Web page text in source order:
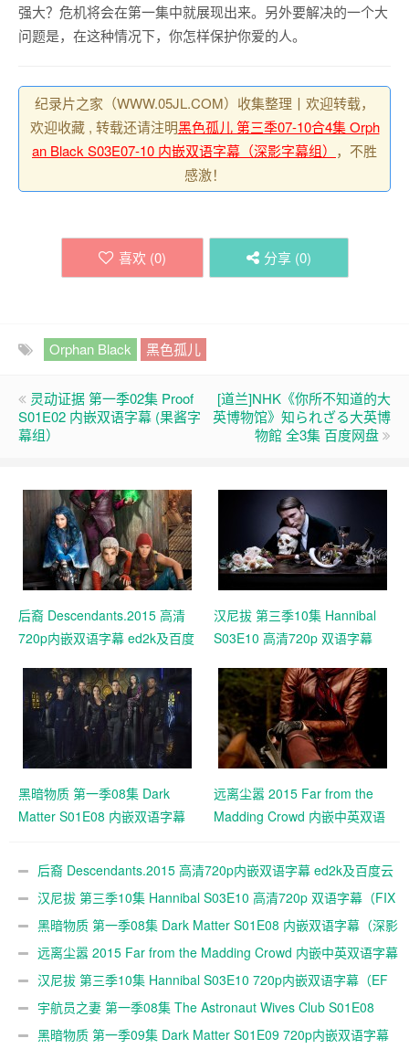
强大？危机将会在第一集中就展现出来。另外要解决的一个大
问题是，在这种情况下，你怎样保护你爱的人。
纪录片之家（WWW.05JL.COM）收集整理丨欢迎转载，
欢迎收藏 , 转载还请注明黑色孤儿 第三季07-10合4集 Orph
an Black S03E07-10 内嵌双语字幕（深影字幕组） ，不胜
感激！
喜欢 (0) 分享 (0)
Orphan Black 黑色孤儿
灵动证据 第一季02集 Proof
S01E02 内嵌双语字幕 (果酱字
幕组）
[道兰]NHK《你所不知道的大
英博物馆》知られざる大英博
物館 全3集 百度网盘
后裔 Descendants.2015 高清
720p内嵌双语字幕 ed2k及百度
汉尼拔 第三季10集 Hannibal
S03E10 高清720p 双语字幕
黑暗物质 第一季08集 Dark
Matter S01E08 内嵌双语字幕
远离尘嚣 2015 Far from the
Madding Crowd 内嵌中英双语
后裔 Descendants.2015 高清720p内嵌双语字幕 ed2k及百度云
下载汉尼拔 第三季10集 Hannibal S03E10 高清720p 双语字幕（FIX
字幕侠）
黑暗物质 第一季08集 Dark Matter S01E08 内嵌双语字幕（深影
字幕组）
远离尘嚣 2015 Far from the Madding Crowd 内嵌中英双语字幕
720P下载
汉尼拔 第三季10集 Hannibal S03E10 720p内嵌双语字幕（EF
字幕组）
宇航员之妻 第一季08集 The Astronaut Wives Club S01E08
720p双语字幕(EF字幕组)
黑暗物质 第一季09集 Dark Matter S01E09 720p内嵌双语字幕